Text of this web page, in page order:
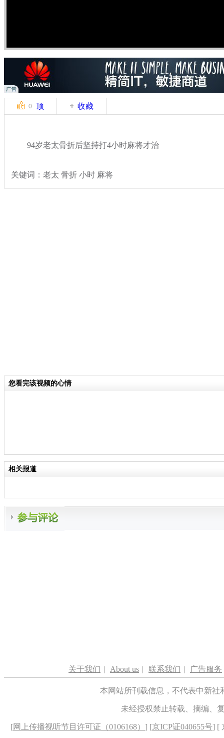
0 顶 收藏
94岁老太骨折后坚持打4小时麻将才治
关键词：老太 骨折 小时 麻将
您看完该视频的心情
相关报道
关于我们 | About us | 联系我们 | 广告服务
本网站所刊载信息，不代表中新
未经授权禁止转载、摘编、
[网上传播视听节目许可证（0106168） ] [京ICP证040655号] [